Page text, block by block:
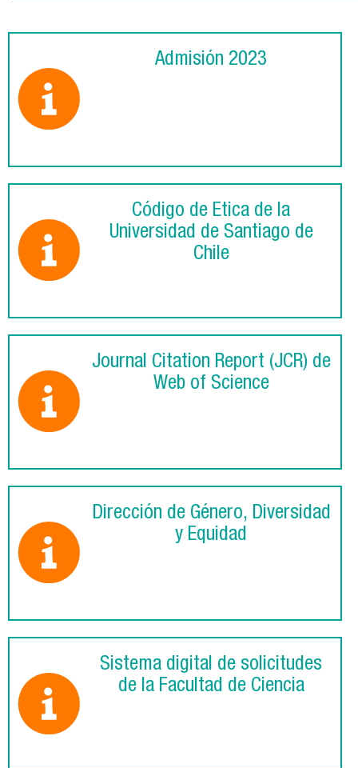
Admisión 2023
Código de Ética de la
Universidad de Santiago de
Chile
Journal Citation Report (JCR) de
Web of Science
Dirección de Género, Diversidad
y Equidad
Sistema digital de solicitudes
de la Facultad de Ciencia